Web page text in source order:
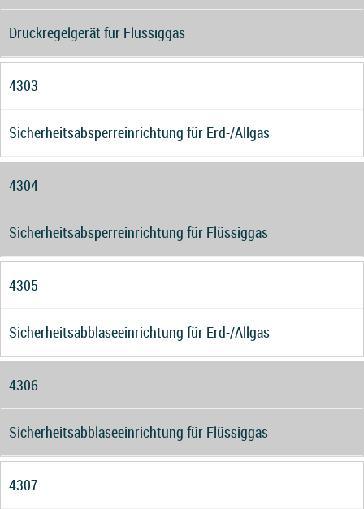
Druckregelgerät für Flüssiggas
4303
Sicherheitsabsperreinrichtung für Erd-/Allgas
4304
Sicherheitsabsperreinrichtung für Flüssiggas
4305
Sicherheitsabblaseeinrichtung für Erd-/Allgas
4306
Sicherheitsabblaseeinrichtung für Flüssiggas
4307